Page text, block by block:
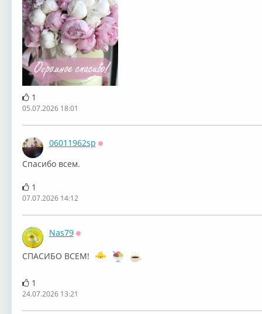
1
05.07.2026 18:01
06011962sp
Спасибо всем.
1
07.07.2026 14:12
Nas79
СПАСИБО ВСЕМ!
1
24.07.2026 13:21